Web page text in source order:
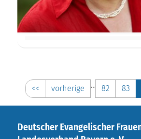
<< vorherige … 82 83
Deutscher Evangelischer